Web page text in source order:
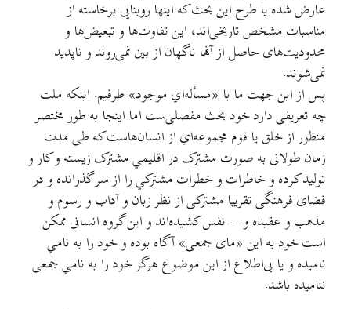
عارض شده یا طرح این بحث که اینها روبنایی برخاسته از
مناسبات مشخص تاریخی‌اند، این تفاوت‌ها و تبعیض‌ها و
محدودیت‌های حاصل از آنها ناگهان از بین نمی‌روند و ناپديد
نمی‌شوند.
پس از این جهت ما با «مسأله‌اي موجود» طرفیم. اینکه ملت
چه تعریفی دارد خود بحث مفصلی‌ست اما اینجا به طور مختصر
منظور از خلق یا قوم مجموعه‌اي از انسان‌هاست که طی مدت
زمان طولانی به صورت مشترک در اقلیمي مشترک زیسته و کار و
تولید کرده و خاطرات و خطرات مشترکي را از سر گذرانده و در
فضای فرهنگی تقریبا مشترکی از نظر زبان و آداب و رسوم و
مذهب و عقیده و… نفس کشیده‌اند و این گروه انسانی ممکن
است خود به این «مای جمعی» آگاه بوده و خود را به نامي
نامیده و یا بی‌اطلاع از این موضوع هرگز خود را به نامي جمعی
ننامیده باشد.